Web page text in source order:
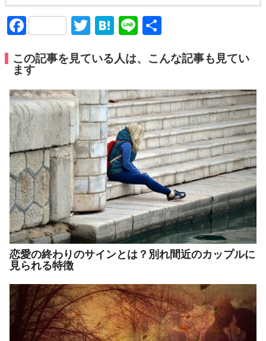
FacebookTwitter
Hatena
Line
この記事を見ている人は、こんな記事も見てい
ます
恋愛の終わりのサインとは？別れ間近のカップルに
見られる特徴